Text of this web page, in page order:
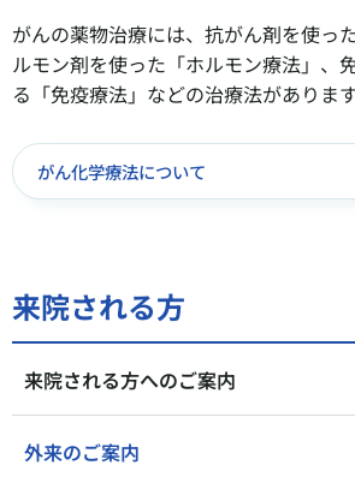
がんの薬物治療には、抗がん剤を使っ
ルモン剤を使った「ホルモン療法」、
る「免疫療法」などの治療法があります
がん化学療法について
来院される方
来院される方へのご案内
外来のご案内